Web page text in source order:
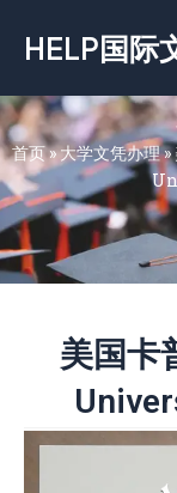
容
HELP国际
首页»大学文凭办理»
美国卡